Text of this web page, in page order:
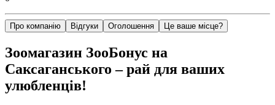
Про компанію Відгуки Оголошення Це ваше місце?
Зоомагазин ЗооБонус на
Саксаганського – рай для ваших
улюбленців!